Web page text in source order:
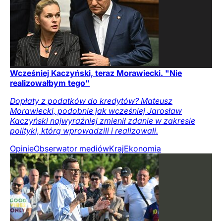
Wcześniej Kaczyński, teraz Morawiecki. "Nie
realizowałbym tego"
Dopłaty z podatków do kredytów? Mateusz
Morawiecki, podobnie jak wcześniej Jarosław
Kaczyński najwyraźniej zmienił zdanie w zakresie
polityki, którą wprowadzili i realizowali.
OpinieObserwator mediówKrajEkonomia